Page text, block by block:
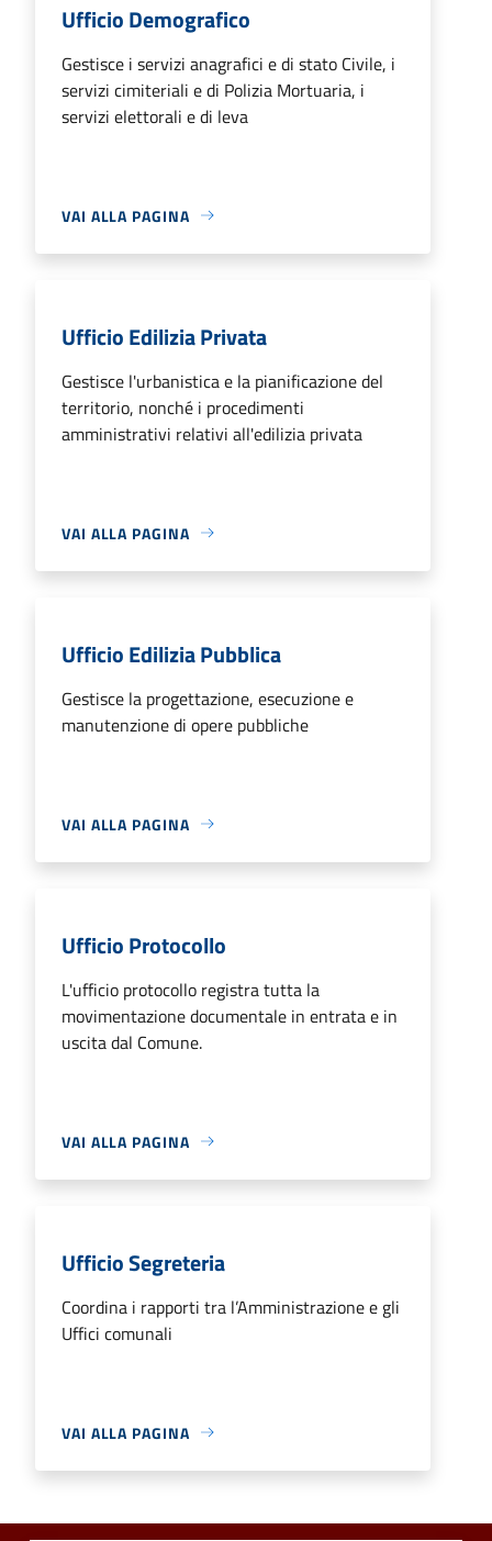
Ufficio Demografico
Gestisce i servizi anagrafici e di stato Civile, i
servizi cimiteriali e di Polizia Mortuaria, i
servizi elettorali e di leva
VAI ALLA PAGINA
Ufficio Edilizia Privata
Gestisce l'urbanistica e la pianificazione del
territorio, nonché i procedimenti
amministrativi relativi all'edilizia privata
VAI ALLA PAGINA
Ufficio Edilizia Pubblica
Gestisce la progettazione, esecuzione e
manutenzione di opere pubbliche
VAI ALLA PAGINA
Ufficio Protocollo
L'ufficio protocollo registra tutta la
movimentazione documentale in entrata e in
uscita dal Comune.
VAI ALLA PAGINA
Ufficio Segreteria
Coordina i rapporti tra l’Amministrazione e gli
Uffici comunali
VAI ALLA PAGINA